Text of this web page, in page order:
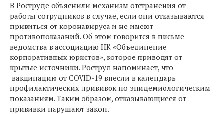
В Роструде объяснили механизм отстранения от
работы сотрудников в случае, если они отказываются
привиться от коронавируса и не имеют
противопоказаний. Об этом говорится в письме
ведомства в ассоциацию НК «Объединение
корпоративных юристов», которое приводят от
крытые источники. Роструд напоминает, что
вакцинацию от COVID-19 внесли в календарь
профилактических прививок по эпидемиологическим
показаниям. Таким образом, отказывающиеся от
прививки нарушают закон.